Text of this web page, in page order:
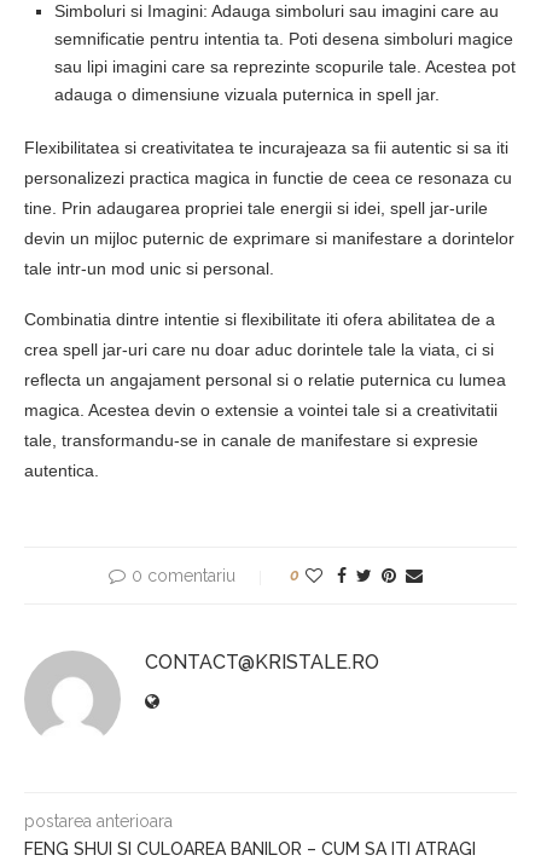
Simboluri si Imagini: Adauga simboluri sau imagini care au
semnificatie pentru intentia ta. Poti desena simboluri magice
sau lipi imagini care sa reprezinte scopurile tale. Acestea pot
adauga o dimensiune vizuala puternica in spell jar.
Flexibilitatea si creativitatea te incurajeaza sa fii autentic si sa iti
personalizezi practica magica in functie de ceea ce resonaza cu
tine. Prin adaugarea propriei tale energii si idei, spell jar-urile
devin un mijloc puternic de exprimare si manifestare a dorintelor
tale intr-un mod unic si personal.
Combinatia dintre intentie si flexibilitate iti ofera abilitatea de a
crea spell jar-uri care nu doar aduc dorintele tale la viata, ci si
reflecta un angajament personal si o relatie puternica cu lumea
magica. Acestea devin o extensie a vointei tale si a creativitatii
tale, transformandu-se in canale de manifestare si expresie
autentica.
0 comentariu 0
CONTACT@KRISTALE.RO
postarea anterioara
FENG SHUI SI CULOAREA BANILOR – CUM SA ITI ATRAGI